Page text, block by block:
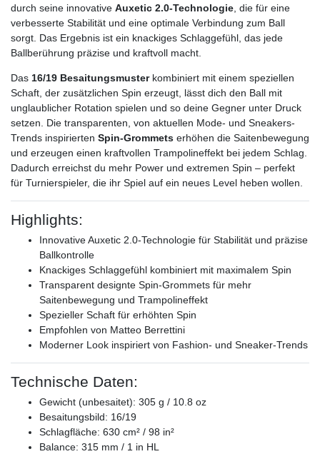
durch seine innovative Auxetic 2.0-Technologie, die für eine
verbesserte Stabilität und eine optimale Verbindung zum Ball
sorgt. Das Ergebnis ist ein knackiges Schlaggefühl, das jede
Ballberührung präzise und kraftvoll macht.
Das 16/19 Besaitungsmusterkombiniert mit einem speziellen
Schaft, der zusätzlichen Spin erzeugt, lässt dich den Ball mit
unglaublicher Rotation spielen und so deine Gegner unter Druck
setzen. Die transparenten, von aktuellen Mode- und Sneakers-
Trends inspirierten Spin-Grommets erhöhen die Saitenbewegung
und erzeugen einen kraftvollen Trampolineffekt bei jedem Schlag.
Dadurch erreichst du mehr Power und extremen Spin – perfekt
für Turnierspieler, die ihr Spiel auf ein neues Level heben wollen.
Highlights:
Innovative Auxetic 2.0-Technologie für Stabilität und präzise
Ballkontrolle
Knackiges Schlaggefühl kombiniert mit maximalem Spin
Transparent designte Spin-Grommets für mehr
Saitenbewegung und Trampolineffekt
Spezieller Schaft für erhöhten Spin
Empfohlen von Matteo Berrettini
Moderner Look inspiriert von Fashion- und Sneaker-Trends
Technische Daten:
Gewicht (unbesaitet): 305 g / 10.8 oz
Besaitungsbild: 16/19
Schlagfläche: 630 cm² / 98 in²
Balance: 315 mm / 1 in HL